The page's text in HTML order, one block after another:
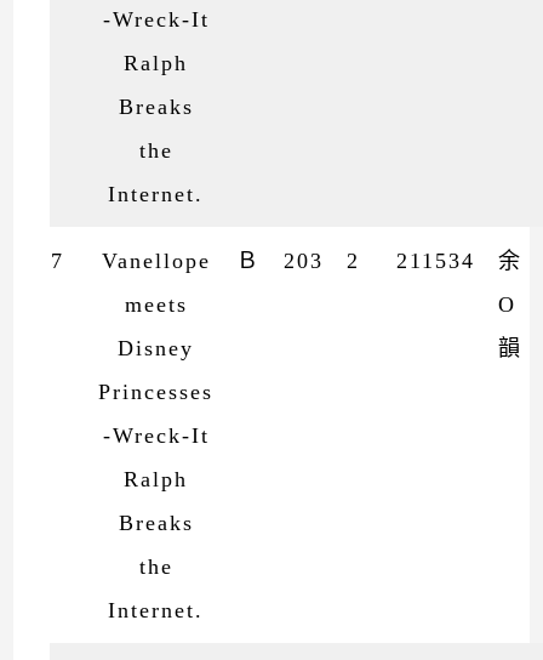
-Wreck-It
Ralph
Breaks
the
Internet.
7
Vanellope
meets
Disney
Princesses
-Wreck-It
Ralph
Breaks
the
Internet.
Ｂ 203 2 211534
余
O
韻